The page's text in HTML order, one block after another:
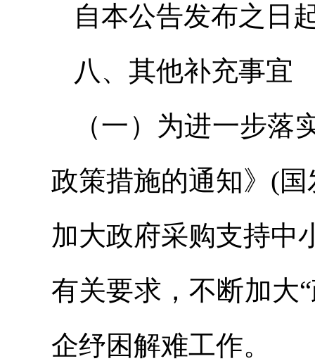
自本公告发布之日
八、其他补充事宜
（一）为进一步
政策措施的通知》(
加大政府采购支持中
有关要求，不断加大
企纾困解难工作。